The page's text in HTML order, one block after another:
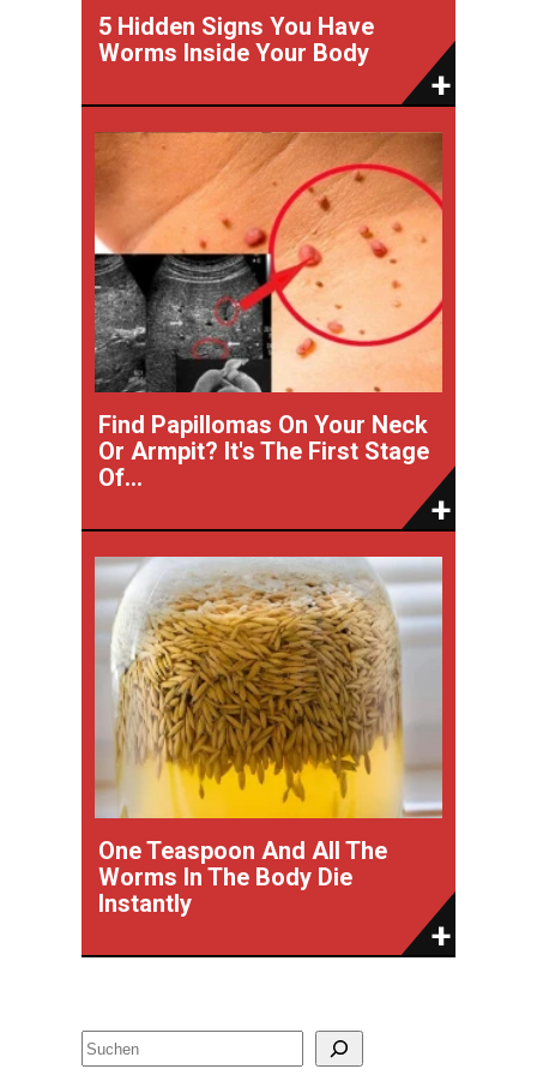
5 Hidden Signs You Have
Worms Inside Your Body
Find Papillomas On Your Neck
Or Armpit? It's The First Stage
Of...
One Teaspoon And All The
Worms In The Body Die
Instantly
S